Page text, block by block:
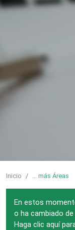
Inicio ... más Áreas
En estos
o ha cambiado
Haga clic aquí